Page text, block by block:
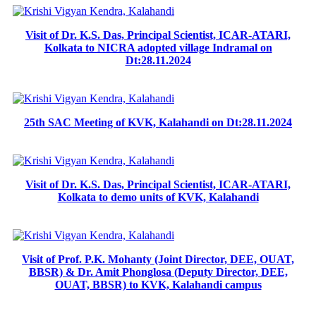
Visit of Dr. K.S. Das, Principal Scientist, ICAR-ATARI,
Kolkata to NICRA adopted village Indramal on
Dt:28.11.2024
25th SAC Meeting of KVK, Kalahandi on Dt:28.11.2024
Visit of Dr. K.S. Das, Principal Scientist, ICAR-ATARI,
Kolkata to demo units of KVK, Kalahandi
Visit of Prof. P.K. Mohanty (Joint Director, DEE, OUAT,
BBSR) & Dr. Amit Phonglosa (Deputy Director, DEE,
OUAT, BBSR) to KVK, Kalahandi campus